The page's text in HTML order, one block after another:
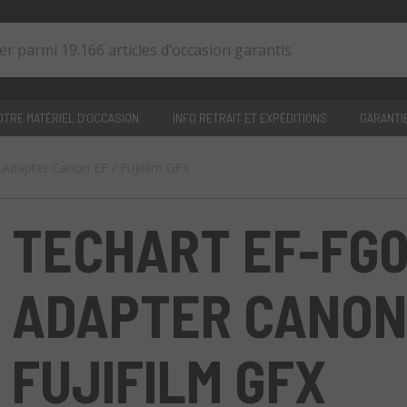
MATÉRIEL D’OCCASION INFO RETRAIT ET EXPÉDITIONS
TECHART EF-
ADAPTER
FUJIFILM GFX